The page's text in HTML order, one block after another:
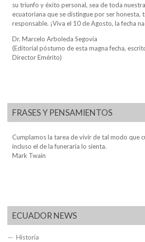
su triunfo y éxito personal, sea de toda
ecuatoriana que se distingue por ser honesta,
responsable. ¡Viva el 10 de Agosto, la fecha
Dr. Marcelo Arboleda Segovia
(Editorial póstumo de esta magna fecha,
Director Emérito)
FRASES Y PENSAMIENTOS
Cumplamos la tarea de vivir de tal modo que
incluso el de la funeraria lo sienta.
Mark Twain
ECUADOR NEWS
Historia